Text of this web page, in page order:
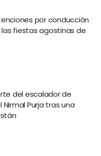
por conducción
fiestas agostinas de
del escalador de
Purja tras una